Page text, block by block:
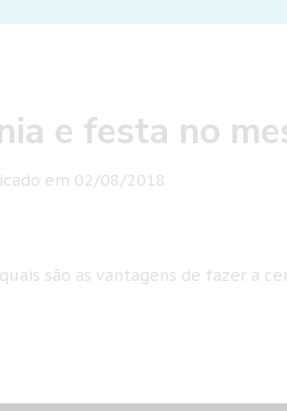
e festa no
em 02/08/2018
são as vantagens de fazer a